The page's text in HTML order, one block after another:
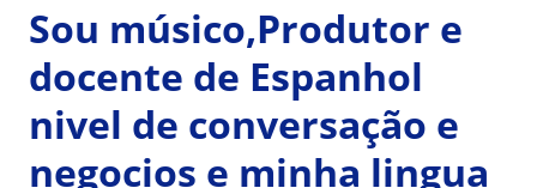
Sou músico,Produtor e
docente de Espanhol
nivel de conversação e
negocios e minha lingua